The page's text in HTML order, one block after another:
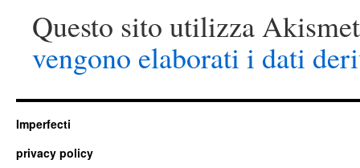
Questo sito utilizza
vengono elaborati i dati
Imperfecti
privacy policy